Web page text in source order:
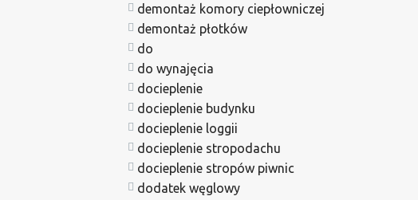
demontaż komory ciepłowniczej
demontaż płotków
do
do wynajęcia
docieplenie
docieplenie budynku
docieplenie loggii
docieplenie stropodachu
docieplenie stropów piwnic
dodatek węglowy